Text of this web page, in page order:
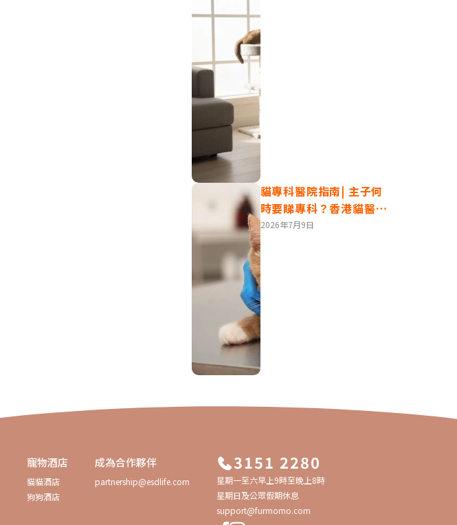
貓專科醫院指南| 主子何
時要睇專科？香港貓醫院
服務、收費及選擇貼士
2026年7月9日
寵物酒店
貓貓酒店
狗狗酒店
成為合作夥伴
partnership@esdlife.com
3151 2280
星期一至六早上9時至晚上8時
星期日及公眾假期休息
support@furmomo.com